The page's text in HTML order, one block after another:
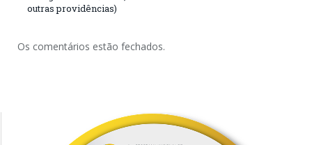
outras providências)
Os comentários estão fechados.